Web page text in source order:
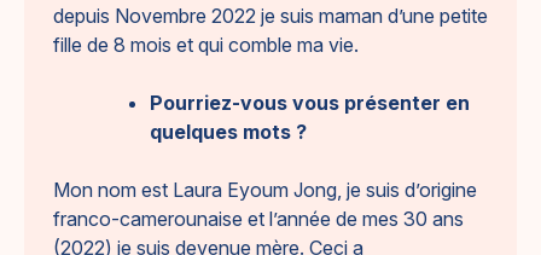
depuis Novembre 2022 je suis maman d’une petite
fille de 8 mois et qui comble ma vie.
Pourriez-vous vous présenter en
quelques mots ?
Mon nom est Laura Eyoum Jong, je suis d’origine
franco-camerounaise et l’année de mes 30 ans
(2022) je suis devenue mère. Ceci a